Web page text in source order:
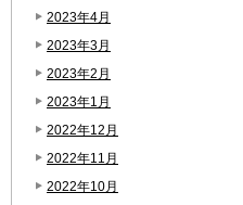
2023年4月
2023年3月
2023年2月
2023年1月
2022年12月
2022年11月
2022年10月